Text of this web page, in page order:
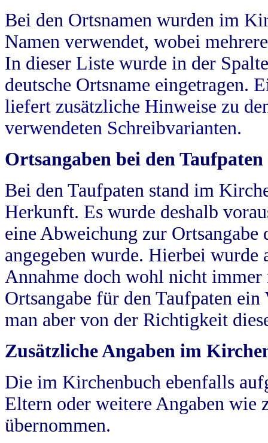
Bei den Ortsnamen wurden im
Namen verwendet, wobei
In dieser Liste wurde in der
deutsche Ortsname eingetragen.
liefert zusätzliche Hinweise zu
verwendeten Schreibvarianten.
Ortsangaben bei den Taufpaten
Bei den Taufpaten stand im
Herkunft. Es wurde deshalb
eine Abweichung zur
angegeben wurde. Hierbei wurde
Annahme doch wohl nicht
Ortsangabe für den Taufpaten
man aber von der Richtigkeit
Zusätzliche Angaben im
Die im Kirchenbuch ebenfalls
Eltern oder weitere Angaben wie
übernommen.